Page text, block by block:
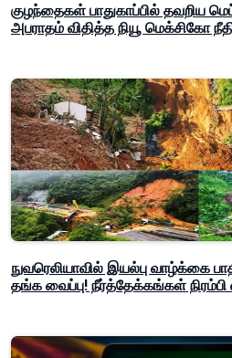
குழந்தைகள் பாதுகாப்பில் தவறிய
அபராதம் விதித்த நியூ மெக்சிகோ
நுவரெலியாவில் இயல்பு வாழ்க்கை
தங்க வைப்பு! நீர்த்தேக்கங்கள் நிரம்பி